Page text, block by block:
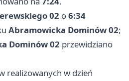
02 o6:34
Abramowicka Dominów 02;
Dominów 02 przewidziano
realizowanych w dzień